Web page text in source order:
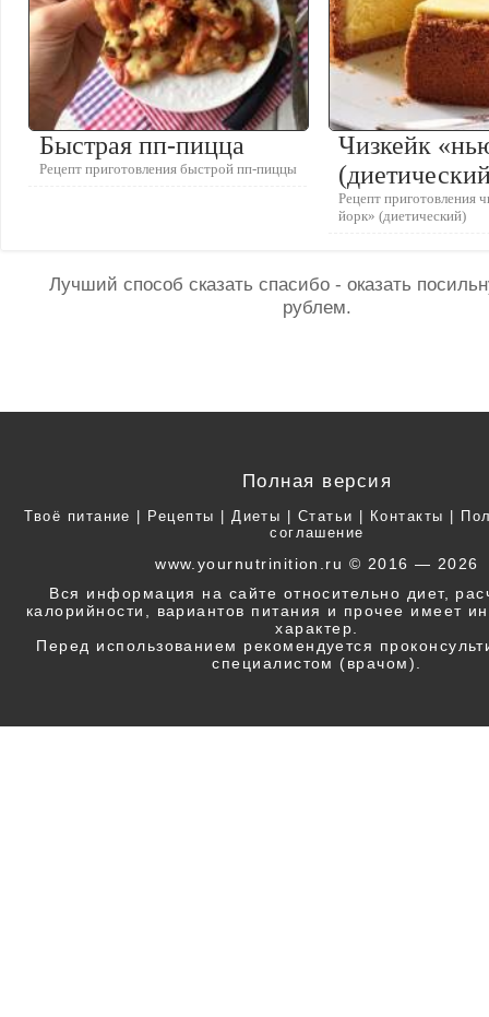
Быстрая пп-пицца
Рецепт приготовления быстрой пп-пиццы
Чизкейк
Рецепт приготовления
йорк» (диетический)
Лучший способ сказать спасибо - оказать
рублем.
Полная версия
Твоё питание | Рецепты | Диеты | Статьи | Контакты |
соглашение
www.yournutrinition.ru © 2016 — 2026
Вся информация на сайте относительно диет,
калорийности, вариантов питания и прочее имеет
характер.
Перед использованием рекомендуется
специалистом (врачом).